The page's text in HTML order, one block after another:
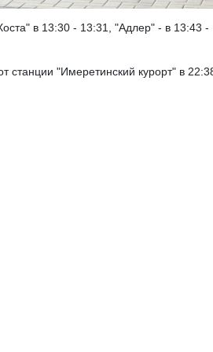
в 13:30 - 13:31, "Адлер" - в 13:43 -
станции "Имеретинский курорт" в